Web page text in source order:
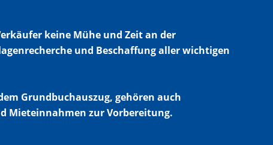
keine Mühe und Zeit an der
und Beschaffung aller wichtigen
Grundbuchauszug, gehören auch
Mieteinnahmen zur Vorbereitung.